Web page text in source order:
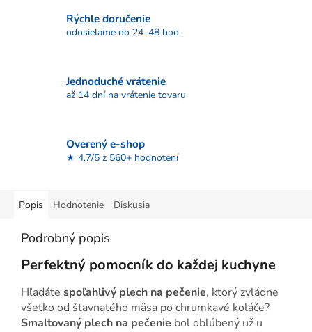
Rýchle doručenie
odosielame do 24–48 hod.
Jednoduché vrátenie
až 14 dní na vrátenie tovaru
Overený e-shop
★ 4,7/5 z 560+ hodnotení
Popis Hodnotenie Diskusia
Podrobný popis
Perfektný pomocník do každej kuchyne
Hľadáte spoľahlivý plech na pečenie, ktorý zvládne
všetko od šťavnatého mäsa po chrumkavé koláče?
Smaltovaný plech na pečenie bol obľúbený už u